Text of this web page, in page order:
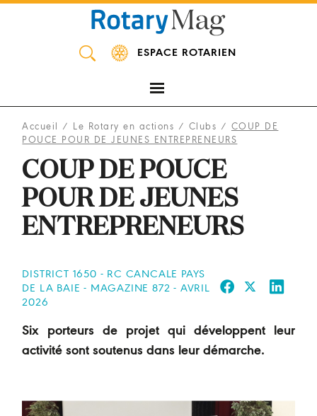
ESPACE ROTARIEN
Accueil / Le Rotary en actions / Clubs / COUP DE
POUCE POUR DE JEUNES ENTREPRENEURS
COUP DE POUCE
POUR DE JEUNES
ENTREPRENEURS
DISTRICT 1650 - RC CANCALE PAYS
DE LA BAIE - MAGAZINE 872 - AVRIL
2026
Six porteurs de projet qui développent leur
activité sont soutenus dans leur démarche.
Panneau de gestion des cookies